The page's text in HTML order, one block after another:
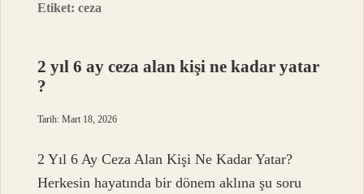
Etiket:ceza
2 yıl 6 ay ceza alan kişi ne kadar yatar
?
Tarih: Mart 18, 2026
2 Yıl 6 Ay Ceza Alan Kişi Ne Kadar Yatar?
Herkesin hayatında bir dönem aklına şu soru